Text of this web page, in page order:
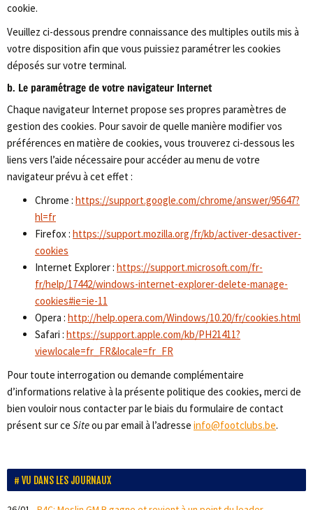
cookie.
Veuillez ci-dessous prendre connaissance des multiples outils mis à
votre disposition afin que vous puissiez paramétrer les cookies
déposés sur votre terminal.
b. Le paramétrage de votre navigateur Internet
Chaque navigateur Internet propose ses propres paramètres de
gestion des cookies. Pour savoir de quelle manière modifier vos
préférences en matière de cookies, vous trouverez ci-dessous les
liens vers l’aide nécessaire pour accéder au menu de votre
navigateur prévu à cet effet :
Chrome : https://support.google.com/chrome/answer/95647?
hl=fr
Firefox : https://support.mozilla.org/fr/kb/activer-desactiver-
cookies
Internet Explorer : https://support.microsoft.com/fr-
fr/help/17442/windows-internet-explorer-delete-manage-
cookies#ie=ie-11
Opera : http://help.opera.com/Windows/10.20/fr/cookies.html
Safari : https://support.apple.com/kb/PH21411?
viewlocale=fr_FR&locale=fr_FR
Pour toute interrogation ou demande complémentaire
d’informations relative à la présente politique des cookies, merci de
bien vouloir nous contacter par le biais du formulaire de contact
présent sur ce Siteou par email à l’adresse info@footclubs.be.
VU DANS LES JOURNAUX